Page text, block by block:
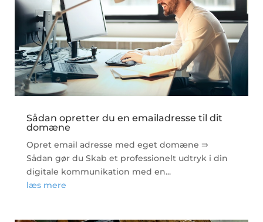
Sådan opretter du en emailadresse til dit
domæne
Opret email adresse med eget domæne ⇛
Sådan gør du Skab et professionelt udtryk i din
digitale kommunikation med en...
læs mere